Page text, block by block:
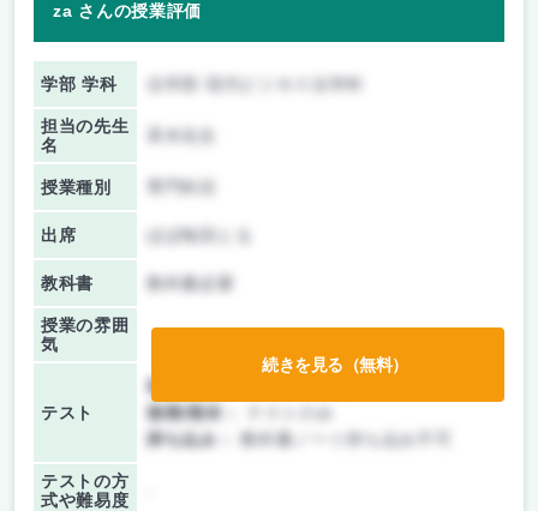
za さんの授業評価
学部 学科
担当の先生
名
授業種別
出席 ほぼ毎回とる
教科書 教科書必要
授業の雰囲
気
テスト
前期/中間：
後期/期末：
持ち込み：
教科書ノート持ち込み不可
テストの方
式や難易度
続きを見る（無料）